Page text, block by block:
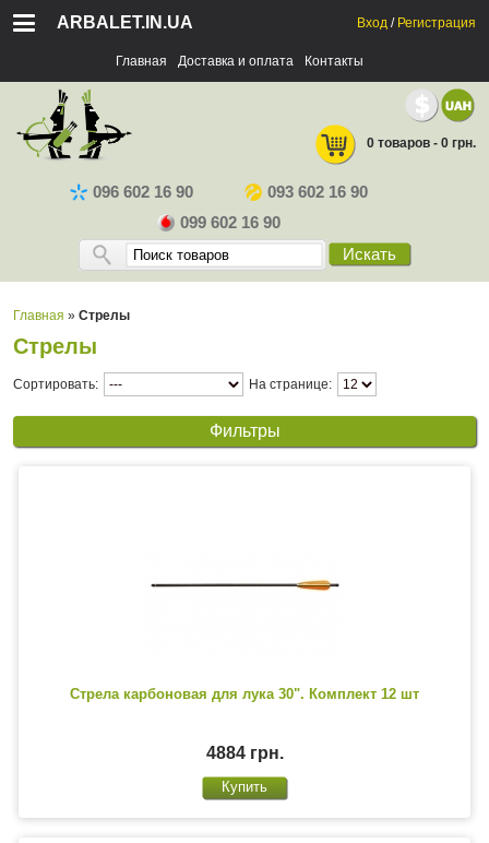
ARBALET.IN.UA
Главная Доставка и оплата Контакты
Вход / Регистрация
096 602 16 90
093 602 16 90
099 602 16 90
Искать
0 товаров - 0 грн.
Главная » Стрелы
Стрелы
Сортировать: На странице:
Фильтры
Стрела карбоновая для лука 30". Комплект 12 шт
4884 грн.